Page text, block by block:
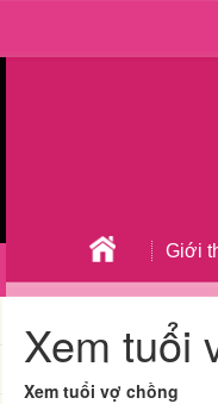
Giới
Xem tuổi
Xem tuổi vợ chồng